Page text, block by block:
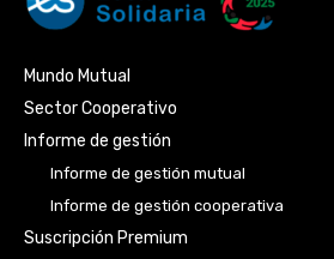
Mundo Mutual
Sector Cooperativo
Informe de gestión
Informe de gestión mutual
Informe de gestión cooperativa
Suscripción Premium